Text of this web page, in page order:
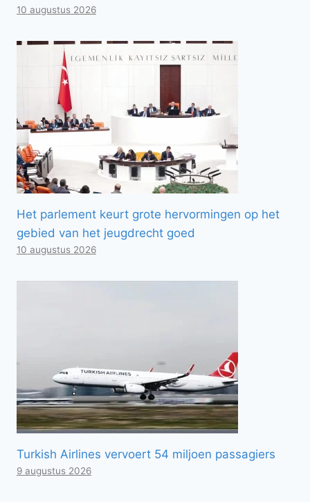
10 augustus 2026
Het parlement keurt grote hervormingen op het
gebied van het jeugdrecht goed
10 augustus 2026
Turkish Airlines vervoert 54 miljoen passagiers
9 augustus 2026